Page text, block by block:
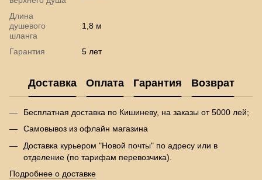
Длина
душевого
шланга
1,8 м
Гарантия 5 лет
Доставка Оплата Гарантия Возврат
Бесплатная доставка по Кишиневу, на заказы от 5000 лей;
Самовывоз из офлайн магазина
Доставка курьером "Новой почты" по адресу или в
отделение (по тарифам перевозчика).
Подробнее о доставке